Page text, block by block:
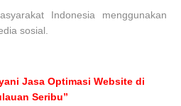
Indonesia menggunakan
sosial.
Jasa Optimasi Website di
Seribu”